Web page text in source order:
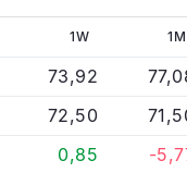
1W 1M
73,92
72,50
0,85 -